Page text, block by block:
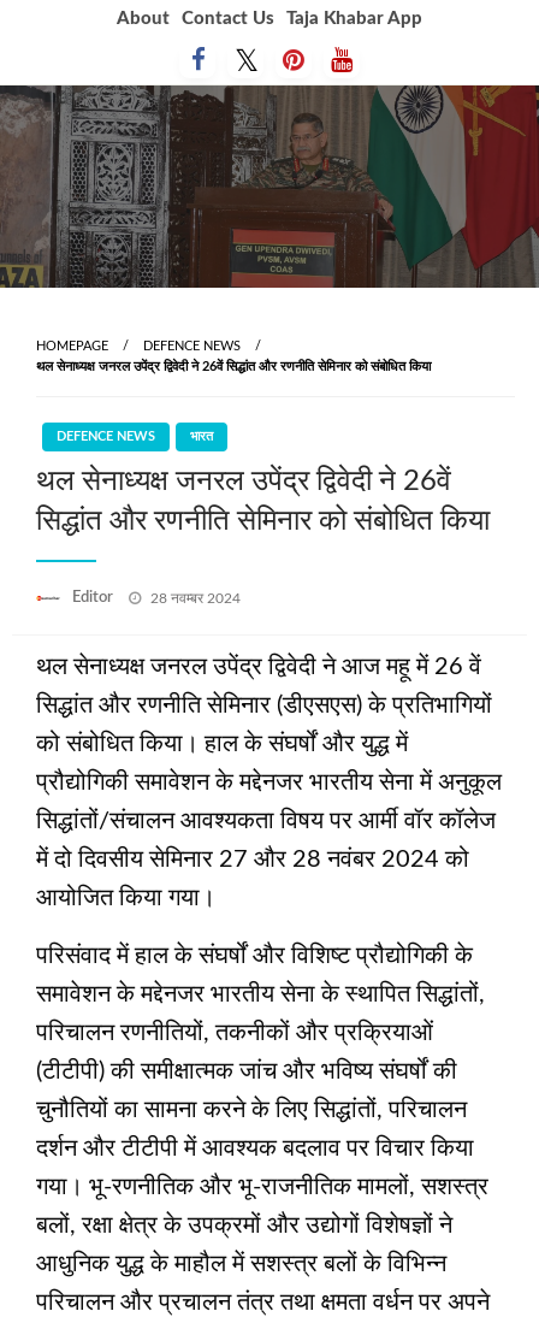
About Contact Us Taja Khabar App
HOMEPAGE
DEFENCE NEWS
थल सेनाध्यक्ष जनरल उपेंद्र द्विवेदी ने 26वें सिद्धांत और रणनीति सेमिनार को संबोधित किया
DEFENCE NEWS भारत
थल सेनाध्यक्ष जनरल उपेंद्र द्विवेदी ने 26वें
सिद्धांत और रणनीति सेमिनार को संबोधित किया
Editor
Posted
28 नवम्बर 2024
थल सेनाध्यक्ष जनरल उपेंद्र द्विवेदी ने आज महू में 26 वें
सिद्धांत और रणनीति सेमिनार (डीएसएस) के प्रतिभागियों
को संबोधित किया। हाल के संघर्षों और युद्ध में
प्रौद्योगिकी समावेशन के मद्देनजर भारतीय सेना में अनुकूल
सिद्धांतों/संचालन आवश्यकता विषय पर आर्मी वॉर कॉलेज
में दो दिवसीय सेमिनार 27 और 28 नवंबर 2024 को
आयोजित किया गया।
परिसंवाद में हाल के संघर्षों और विशिष्ट प्रौद्योगिकी के
समावेशन के मद्देनजर भारतीय सेना के स्थापित सिद्धांतों,
परिचालन रणनीतियों, तकनीकों और प्रक्रियाओं
(टीटीपी) की समीक्षात्मक जांच और भविष्य संघर्षों की
चुनौतियों का सामना करने के लिए सिद्धांतों, परिचालन
दर्शन और टीटीपी में आवश्यक बदलाव पर विचार किया
गया। भू-रणनीतिक और भू-राजनीतिक मामलों, सशस्त्र
बलों, रक्षा क्षेत्र के उपक्रमों और उद्योगों विशेषज्ञों ने
आधुनिक युद्ध के माहौल में सशस्त्र बलों के विभिन्न
परिचालन और प्रचालन तंत्र तथा क्षमता वर्धन पर अपने